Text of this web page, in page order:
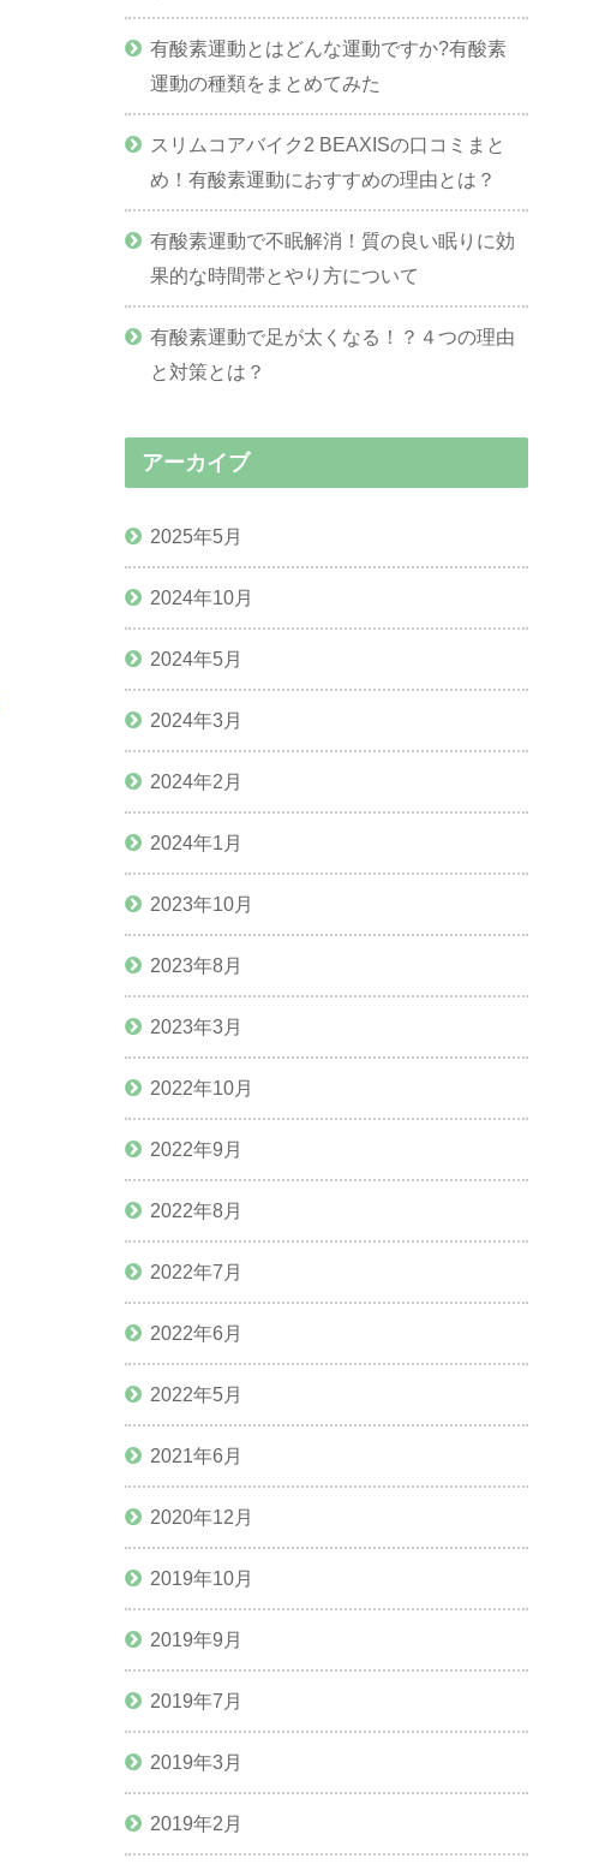
有酸素運動とはどんな運動ですか?有酸素
運動の種類をまとめてみた
スリムコアバイク2 BEAXISの口コミまと
め！有酸素運動におすすめの理由とは？
有酸素運動で不眠解消！質の良い眠りに効
果的な時間帯とやり方について
有酸素運動で足が太くなる！？４つの理由
と対策とは？
アーカイブ
2025年5月
2024年10月
2024年5月
2024年3月
2024年2月
2024年1月
2023年10月
2023年8月
2023年3月
2022年10月
2022年9月
2022年8月
2022年7月
2022年6月
2022年5月
2021年6月
2020年12月
2019年10月
2019年9月
2019年7月
2019年3月
2019年2月